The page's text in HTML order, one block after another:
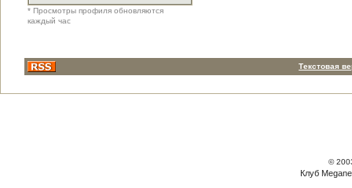
* Просмотры профиля обновляются
каждый час
Текстовая
©
Клуб